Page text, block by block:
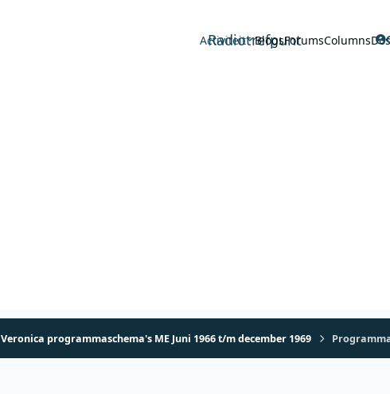
Radiotrefpunt
Activiteit BlogsForumsColumns
Veronica programmaschema's ME Juni 1966 t/m december 1969